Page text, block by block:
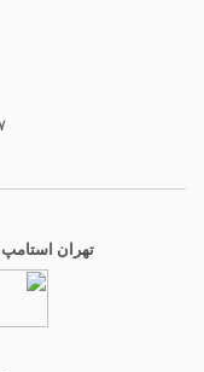
۷ روز
تهران استامپ